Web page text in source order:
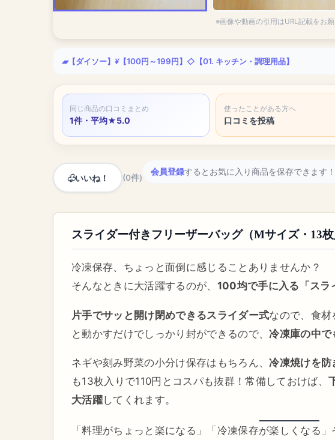
※画像や動画の引用はURL記載をお
【ダイソー】 【100円～199円】 【01. キッチン・調理用品】
同じ商品の口コミまとめ
1件・平均★5.0
使ったことがある方へ
口コミを投稿
いいね！ (0件)
会員登録するとお気に入り商品を保存できます！
スライダー付きフリーザーバッグ（Mサイズ・13
冷凍保存、ちょっと面倒に感じることありませんか？
そんなときに大活躍するのが、 100均で手に入る「スラ
片手でサッと開け閉めできるスライダー式なので、食材
と動かすだけでしっかり封ができるので、冷凍庫の中で
ネギや刻み野菜の小分け保存はもちろん、冷凍焼けを
も13枚入りで110円とコスパも抜群！常備しておけば、
大活躍してくれます。
「料理がちょっと楽になる」「冷凍保存が楽しくなる